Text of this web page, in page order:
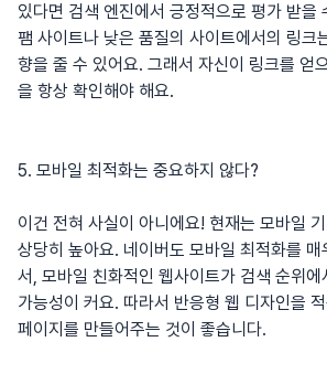
있다면 검색 엔진에서 긍정적으로 평가 받을
팸 사이트나 낮은 품질의 사이트에서의 링크
향을 줄 수 있어요. 그래서 자신이 링크를 얻
을 항상 확인해야 해요.
5. 모바일 최적화는 중요하지 않다?
이건 전혀 사실이 아니에요! 현재는 모바일
상당히 높아요. 네이버도 모바일 최적화를 매
서, 모바일 친화적인 웹사이트가 검색 순위
가능성이 커요. 따라서 반응형 웹 디자인을
페이지를 만들어주는 것이 좋습니다.